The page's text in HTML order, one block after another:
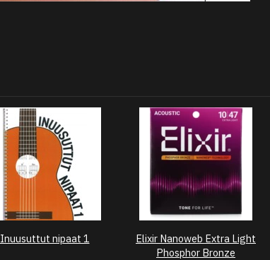
Inuusuttut nipaat 1
Elixir Nanoweb Extra Light
Phosphor Bronze